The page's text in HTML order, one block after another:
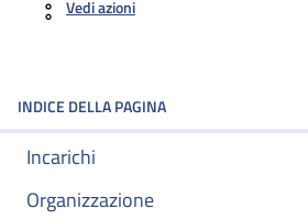
Vedi azioni
INDICE DELLA PAGINA
Incarichi
Organizzazione